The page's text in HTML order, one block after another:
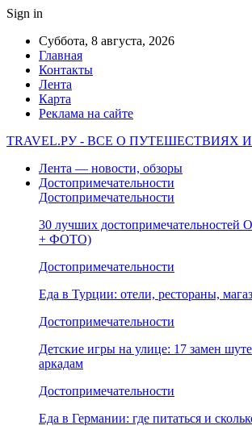
Sign in
Суббота, 8 августа, 2026
Главная
Контакты
Лента
Карта
Реклама на сайте
TRAVEL.РУ - ВСЕ О ПУТЕШЕСТВИЯХ
Лента — новости, обзоры
Достопримечательности
Достопримечательности
30 лучших достопримечательностей
+ ФОТО)
Достопримечательности
Еда в Турции: отели, рестораны,
Достопримечательности
Детские игры на улице: 17 замен
аркадам
Достопримечательности
Еда в Германии: где питаться и